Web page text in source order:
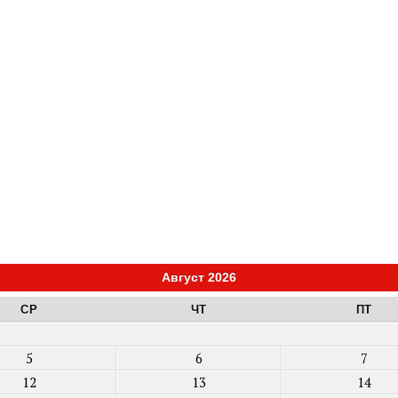
Август 2026
СР ЧТ ПТ
5 6 7
12 13 14